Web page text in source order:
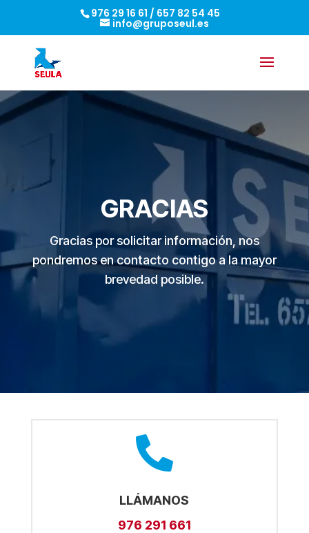
976 29 16 61 / 657 82 54 45
info@gruposeul.es
GRACIAS
Gracias por solicitar información, nos
pondremos en contacto contigo a la mayor
brevedad posible.

LLÁMANOS
976 291 661